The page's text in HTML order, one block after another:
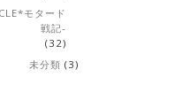
モタード
戦記-
(32)
未分類 (3)